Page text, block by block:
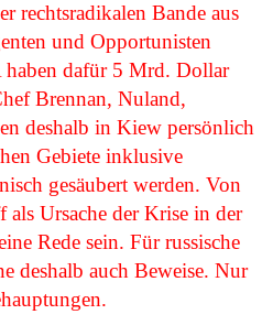
rechtsradikalen Bande aus
und Opportunisten
dafür 5 Mrd. Dollar
Brennan, Nuland,
deshalb in Kiew persönlich
Gebiete inklusive
gesäubert werden. Von
als Ursache der Krise in der
Rede sein. Für russische
deshalb auch Beweise. Nur